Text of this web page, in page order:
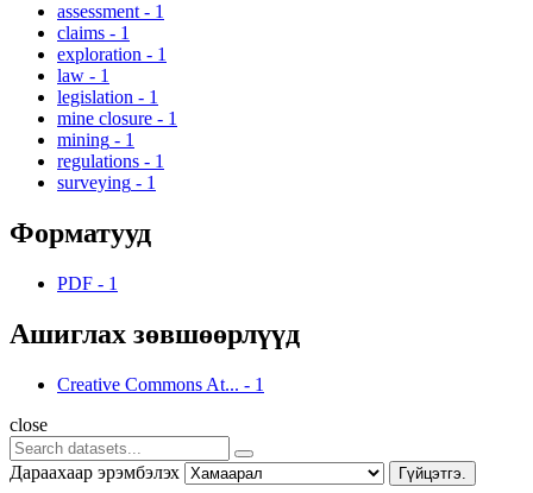
assessment - 1
claims - 1
exploration - 1
law - 1
legislation - 1
mine closure - 1
mining - 1
regulations - 1
surveying - 1
Форматууд
PDF - 1
Ашиглах зөвшөөрлүүд
Creative Commons At... - 1
close
Дараахаар эрэмбэлэх Гүйцэтгэ.